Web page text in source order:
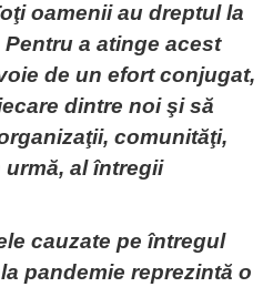
oamenii au dreptul la
a atinge acest
de un efort conjugat,
dintre noi şi să
comunităţi,
al întregii
cauzate pe întregul
pandemie reprezintă o